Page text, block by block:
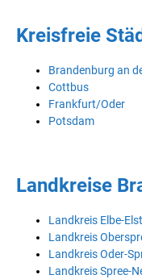
Kreisfreie
Brandenburg an
Cottbus
Frankfurt/Oder
Potsdam
Landkreise
Landkreis Elbe-
Landkreis
Landkreis Oder-
Landkreis Spree-